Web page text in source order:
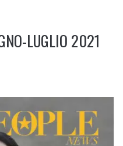
LUGLIO 2021